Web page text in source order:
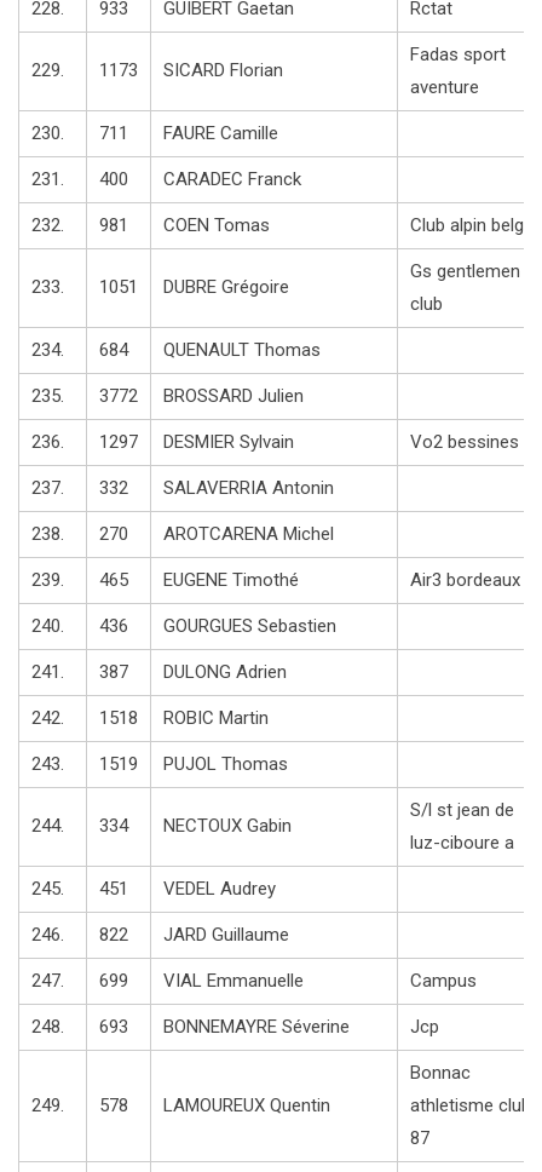
228. 933 GUIBERT Gaetan Rctat
229. 1173 SICARD Florian
Fadas sport
aventure
230. 711 FAURE Camille
231. 400 CARADEC Franck
232. 981 COEN Tomas Club alpin belge
233. 1051 DUBRE Grégoire
Gs gentlemen
club
234. 684 QUENAULT Thomas
235. 3772 BROSSARD Julien
236. 1297 DESMIER Sylvain Vo2 bessines
237. 332 SALAVERRIA Antonin
238. 270 AROTCARENA Michel
239. 465 EUGENE Timothé Air3 bordeaux
240. 436 GOURGUES Sebastien
241. 387 DULONG Adrien
242. 1518 ROBIC Martin
243. 1519 PUJOL Thomas
244. 334 NECTOUX Gabin
S/l st jean de
luz-ciboure a
245. 451 VEDEL Audrey
246. 822 JARD Guillaume
247. 699 VIAL Emmanuelle Campus
248. 693 BONNEMAYRE Séverine Jcp
249. 578 LAMOUREUX Quentin
Bonnac
athletisme club
87